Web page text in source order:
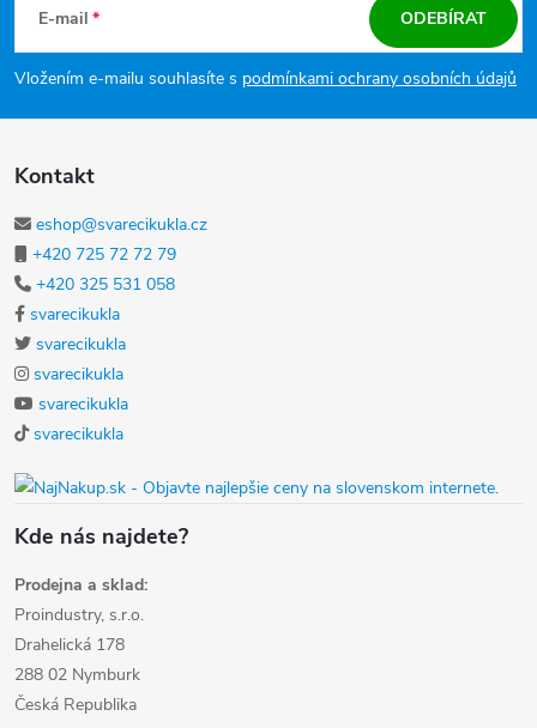
E-mail
Vložením e-mailu souhlasíte s podmínkami ochrany osobních údajů
ODEBÍRAT
Kontakt
eshop@svarecikukla.cz
+420 725 72 72 79
+420 325 531 058
svarecikukla
svarecikukla
svarecikukla
svarecikukla
svarecikukla
Kde nás najdete?
Prodejna a sklad:
Proindustry, s.r.o.
Drahelická 178
288 02 Nymburk
Česká Republika